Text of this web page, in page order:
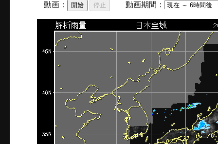
動画：
動画期間：